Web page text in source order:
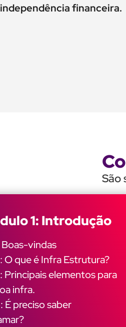
independência financeira.
São
1: Introdução
Boas-vindas
O que é Infra Estrutura?
Principais elementos para
infra.
É preciso saber